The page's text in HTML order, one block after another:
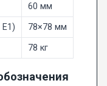
60 мм
78×78 мм
78 кг